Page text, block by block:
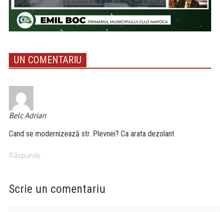
UN COMENTARIU
Belc Adrian
Cand se modernizează str. Plevnei? Ca arata dezolant
Răspunde
Scrie un comentariu